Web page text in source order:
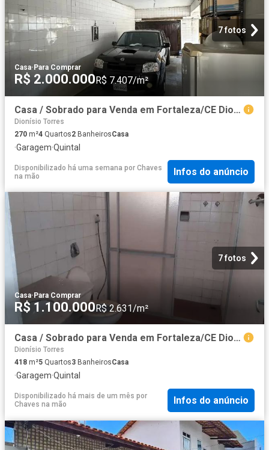
7 fotos
Casa·Para Comprar
R$ 2.000.000R$ 7.407/m²
Casa / Sobrado para Venda em Fortaleza/CE Dionisio Torres 4 Quartos
Dionísio Torres
270 m²4 Quartos2 BanheirosCasa
·Garagem·Quintal
Disponibilizado há uma semana por Chaves
na mão
Infos do anúncio
7 fotos
Casa· Para Comprar
R$ 1.100.000R$ 2.631/m²
Casa / Sobrado para Venda em Fortaleza/CE Dionisio Torres 5 Quartos
Dionísio Torres
418 m²5 Quartos3 BanheirosCasa
·Garagem·Quintal
Disponibilizado há mais de um mês por
Chaves na mão
Infos do anúncio